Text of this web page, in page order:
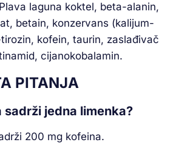
laguna koktel, beta-alanin,
betain, konzervans (kalijum-
kofein, taurin, zaslađivač
cijanokobalamin.
PITANJA
sadrži jedna limenka?
200 mg kofeina.